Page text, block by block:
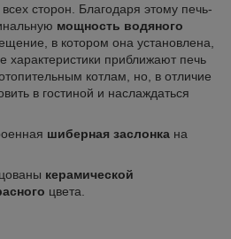
сторон. Благодаря этому печь-
мощность водяного
в котором она установлена,
характеристики приближают печь
котлам, но, в отличие
в гостиной и наслаждаться
шиберная заслонка на
керамической
цвета.